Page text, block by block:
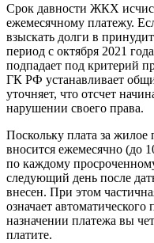
Срок давности ЖКХ
ежемесячному платежу.
взыскать долги в
период с октября 2021
подпадает под критерий
ГК РФ устанавливает
уточняет, что отсчет
нарушении своего права.
Поскольку плата за
вносится ежемесячно (до
по каждому
следующий день после
внесен. При этом
означает
назначении платежа вы
платите.